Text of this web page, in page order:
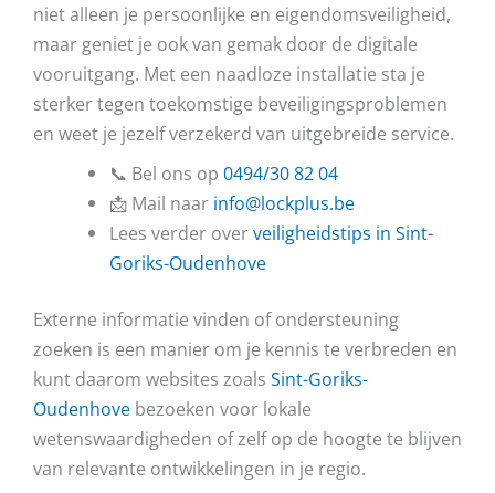
niet alleen je persoonlijke en eigendomsveiligheid,
maar geniet je ook van gemak door de digitale
vooruitgang. Met een naadloze installatie sta je
sterker tegen toekomstige beveiligingsproblemen
en weet je jezelf verzekerd van uitgebreide service.
📞 Bel ons op0494/30 82 04
📩 Mail naar info@lockplus.be
Lees verder overveiligheidstips in Sint-
Goriks-Oudenhove
Externe informatie vinden of ondersteuning
zoeken is een manier om je kennis te verbreden en
kunt daarom websites zoals Sint-Goriks-
Oudenhove bezoeken voor lokale
wetenswaardigheden of zelf op de hoogte te blijven
van relevante ontwikkelingen in je regio.